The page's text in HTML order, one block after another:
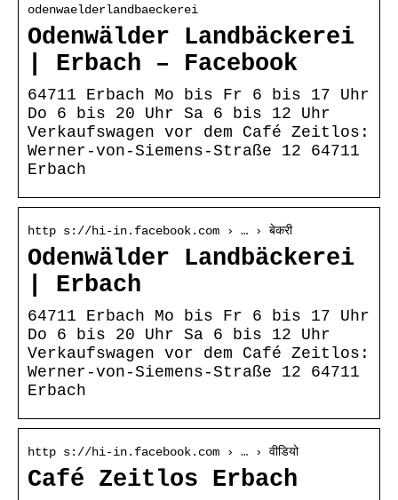
odenwaelderlandbaeckerei
Odenwälder Landbäckerei
| Erbach – Facebook
64711 Erbach Mo bis Fr 6 bis 17 Uhr
Do 6 bis 20 Uhr Sa 6 bis 12 Uhr
Verkaufswagen vor dem Café Zeitlos:
Werner-von-Siemens-Straße 12 64711
Erbach
http s://hi-in.facebook.com › … › बेकरी
Odenwälder Landbäckerei
| Erbach
64711 Erbach Mo bis Fr 6 bis 17 Uhr
Do 6 bis 20 Uhr Sa 6 bis 12 Uhr
Verkaufswagen vor dem Café Zeitlos:
Werner-von-Siemens-Straße 12 64711
Erbach
http s://hi-in.facebook.com › … › वीडियो
Café Zeitlos Erbach